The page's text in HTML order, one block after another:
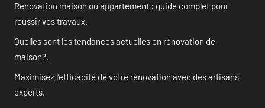
Rénovation maison ou appartement : guide complet pour
réussir vos travaux.
Quelles sont les tendances actuelles en rénovation de
maison?.
Maximisez l’efficacité de votre rénovation avec des artisans
experts.